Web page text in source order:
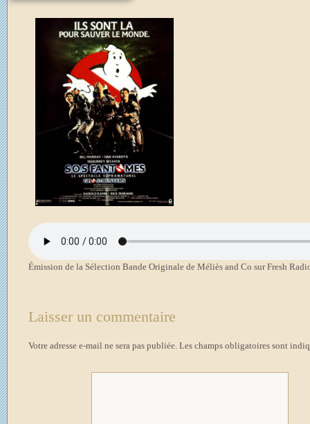
Émission de la Sélection Bande Originale de Méliès and Co sur Fresh
Laisser un commentaire
Votre adresse e-mail ne sera pas publiée. Les champs obligatoires sont